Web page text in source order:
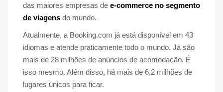
das maiores empresas de e-commerce no segmento
de viagens do mundo.
Atualmente, a Booking.com já está disponível em 43
idiomas e atende praticamente todo o mundo. Já são
mais de 28 milhões de anúncios de acomodação. É
isso mesmo. Além disso, há mais de 6,2 milhões de
lugares únicos para ficar.